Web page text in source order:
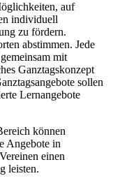
auf
individuell
zu fördern.
abstimmen. Jede
mit
Ganztagskonzept
sollen
Lernangebote
können
Angebote in
einen
leisten.